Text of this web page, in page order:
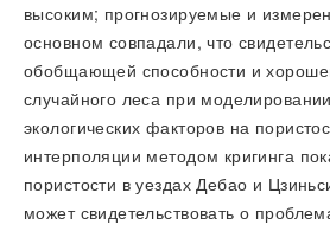
высоким; прогнозируемые и
основном совпадали, что
обобщающей способности и
случайного леса при
экологических факторов на
интерполяции методом кригинга
пористости в уездах Дебао и
может свидетельствовать о